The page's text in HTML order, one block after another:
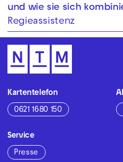
und wie sie sich
Regieassistenz
Kartentelefon
0621 1680 150
Service
Presse